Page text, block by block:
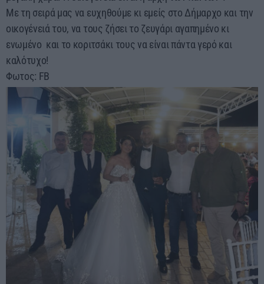
Mε τη σειρά μας να ευχηθούμε κι εμείς στο Δήμαρχο και την
οικογένειά του, να τους ζήσει το ζευγάρι αγαπημένο κι
ενωμένο και το κοριτσάκι τους να είναι πάντα γερό και
καλότυχο!
Φωτος: FB